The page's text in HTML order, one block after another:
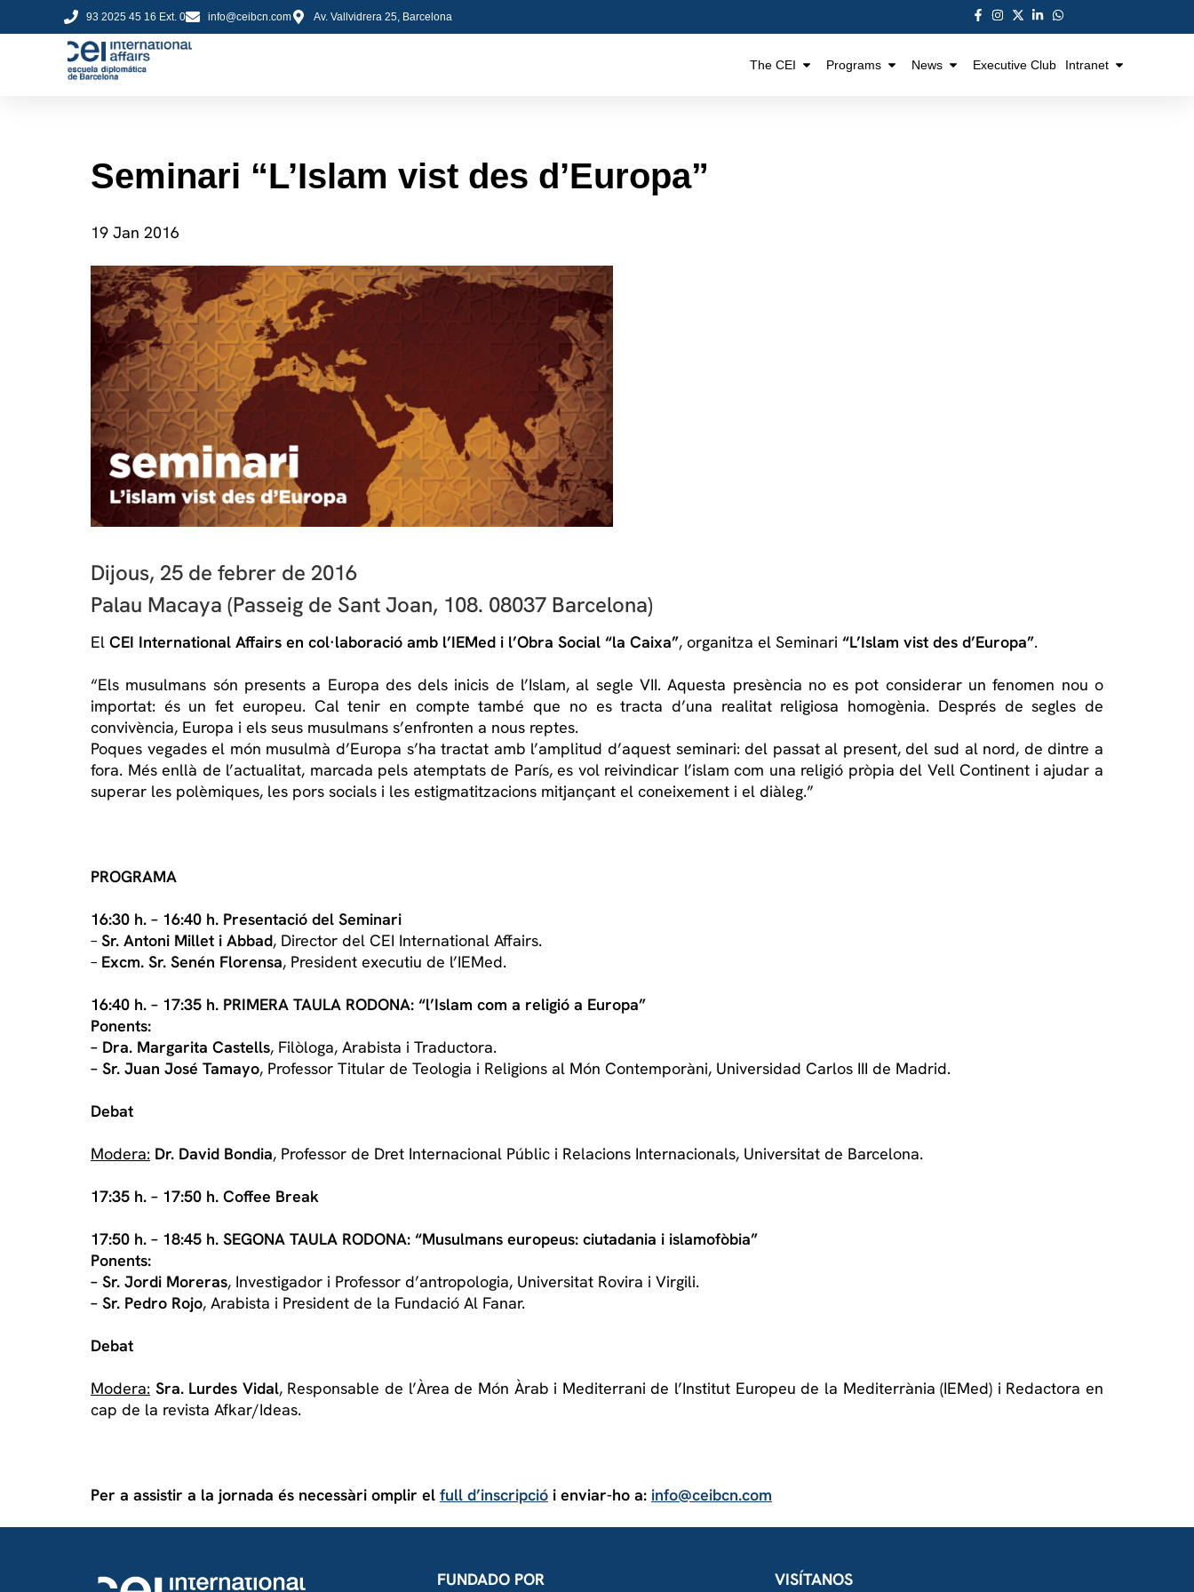
93 2025 45 16 Ext. 0 info@ceibcn.com Av. Vallvidrera 25, Barcelona
The CEI Programs News Executive Club Intranet
Seminari “L’Islam vist des d’Europa”
19 Jan 2016
Dijous, 25 de febrer de 2016
Palau Macaya (Passeig de Sant Joan, 108. 08037 Barcelona)
El CEI International Affairs en col·laboració amb l’IEMed i l’Obra Social “la Caixa”, organitza el Seminari “L’Islam vist des d’Europa”.
“Els musulmans són presents a Europa des dels inicis de l’Islam, al segle VII. Aquesta presència no es pot considerar un fenomen nou o
importat: és un fet europeu. Cal tenir en compte també que no es tracta d’una realitat religiosa homogènia. Després de segles de
convivència, Europa i els seus musulmans s’enfronten a nous reptes.
Poques vegades el món musulmà d’Europa s’ha tractat amb l’amplitud d’aquest seminari: del passat al present, del sud al nord, de dintre a
fora. Més enllà de l’actualitat, marcada pels atemptats de París, es vol reivindicar l’islam com una religió pròpia del Vell Continent i ajudar a
superar les polèmiques, les pors socials i les estigmatitzacions mitjançant el coneixement i el diàleg.”
PROGRAMA
16:30 h. – 16:40 h. Presentació del Seminari
– Sr. Antoni Millet i Abbad, Director del CEI International Affairs.
– Excm. Sr. Senén Florensa, President executiu de l’IEMed.
16:40 h. – 17:35 h. PRIMERA TAULA RODONA: “l’Islam com a religió a Europa”
Ponents:
– Dra. Margarita Castells, Filòloga, Arabista i Traductora.
– Sr. Juan José Tamayo, Professor Titular de Teologia i Religions al Món Contemporàni, Universidad Carlos III de Madrid.
Debat
Modera: Dr. David Bondia, Professor de Dret Internacional Públic i Relacions Internacionals, Universitat de Barcelona.
17:35 h. – 17:50 h. Coffee Break
17:50 h. – 18:45 h. SEGONA TAULA RODONA: “Musulmans europeus: ciutadania i islamofòbia”
Ponents:
– Sr. Jordi Moreras, Investigador i Professor d’antropologia, Universitat Rovira i Virgili.
– Sr. Pedro Rojo, Arabista i President de la Fundació Al Fanar.
Debat
Modera: Sra. Lurdes Vidal, Responsable de l’Àrea de Món Àrab i Mediterrani de l’Institut Europeu de la Mediterrània (IEMed) i Redactora en
cap de la revista Afkar/Ideas.
Per a assistir a la jornada és necessàri omplir el full d’inscripció i enviar-ho a: info@ceibcn.com
FUNDADO POR
VISÍTANOS